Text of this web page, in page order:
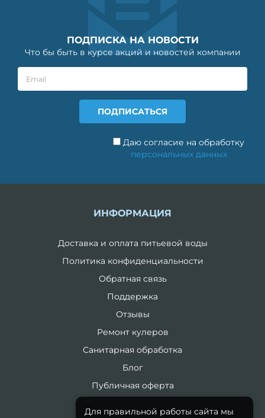
ПОДПИСКА НА НОВОСТИ
Что бы быть в курсе акций и новостей компании
Даю согласие на обработку
персональных данных
ИНФОРМАЦИЯ
Доставка и оплата питьевой воды
Политика конфиденциальности
Обратная связь
Поддержка
Отзывы
Ремонт кулеров
Санитарная обработка
Блог
Публичная оферта
Для правильной работы сайта мы